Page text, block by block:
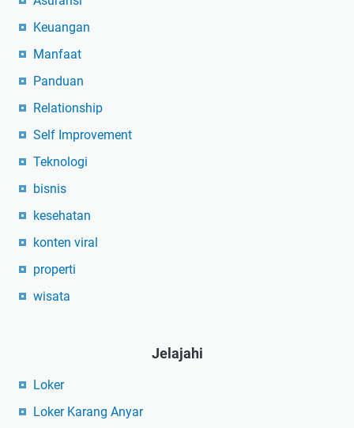
Keuangan
Manfaat
Panduan
Relationship
Self Improvement
Teknologi
bisnis
kesehatan
konten viral
properti
wisata
Jelajahi
Loker
Loker Karang Anyar